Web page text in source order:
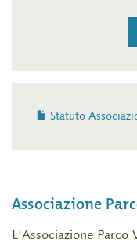
Statuto
Associazione
L'Associazione